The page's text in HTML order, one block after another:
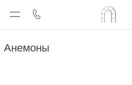
Анемоны